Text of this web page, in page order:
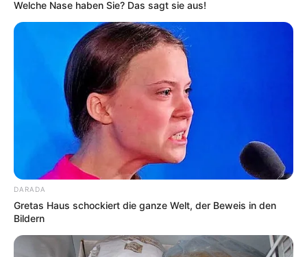
einer Wasserburg entstandene Schloss sehenswert.
Informationen unterwww.babenhausen.com.
Ingelheim - Ganz besonders für
Geschichtsinteressierte ist Ingelheim ein
interessantes Ausflugsziel. Steht die Stadt doch auf
den Grundmauern einer Kaiserpfalz. Über drei
Jahrhunderte diente die Pfalz deutschen Kaisern
unter anderem als Stätte für Reichs- und
Gerichtstage. Heute erinnern noch der Grundriss der
Stadt und einige Mauern an die einstige Pracht. Ein
Museum informiert über die Geschichte der Pfalz.
Aber auch die von Wehrmauern umgebene
Burgkirche, das Wahrzeichen von Ingelheim, ist sehr
sehenswert. Informationen unterwww.kaiserpfalz-in
gelheim.deund www.museum-ingelheim.de.
Welche Nase haben Sie? Das sagt sie aus!
DARADA
Gretas Haus schockiert die ganze Welt, der Beweis in den
Bildern